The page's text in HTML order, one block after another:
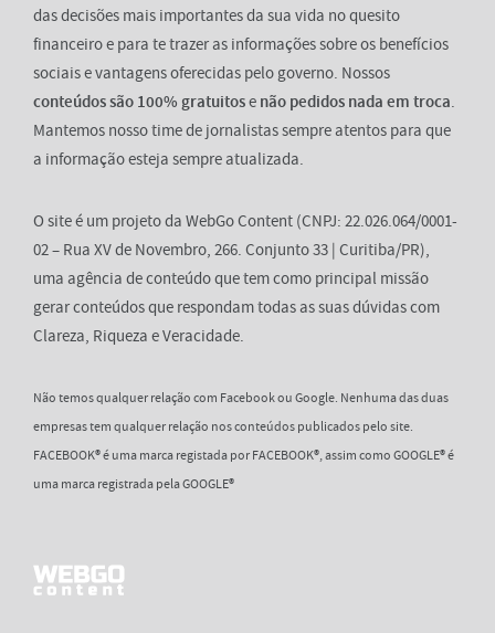
das decisões mais importantes da sua vida no quesito
financeiro e para te trazer as informações sobre os benefícios
sociais e vantagens oferecidas pelo governo. Nossos
conteúdos são 100% gratuitose não pedidos nada em troca.
Mantemos nosso time de jornalistas sempre atentos para que
a informação esteja sempre atualizada.
O site é um projeto da WebGo Content (CNPJ: 22.026.064/0001-
02 – Rua XV de Novembro, 266. Conjunto 33 | Curitiba/PR),
uma agência de conteúdo que tem como principal missão
gerar conteúdos que respondam todas as suas dúvidas com
Clareza, Riqueza e Veracidade.
Não temos qualquer relação com Facebook ou Google. Nenhuma das duas
empresas tem qualquer relação nos conteúdos publicados pelo site.
FACEBOOK® é uma marca registada por FACEBOOK®, assim como GOOGLE® é
uma marca registrada pela GOOGLE®